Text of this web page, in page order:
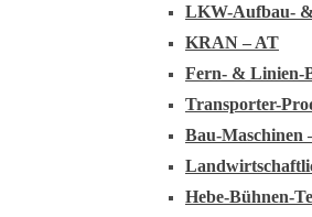
LKW-Aufbau-
KRAN – AT
Fern- & Linien-
Transporter-
Bau-Maschinen
Hebe-Bühnen-